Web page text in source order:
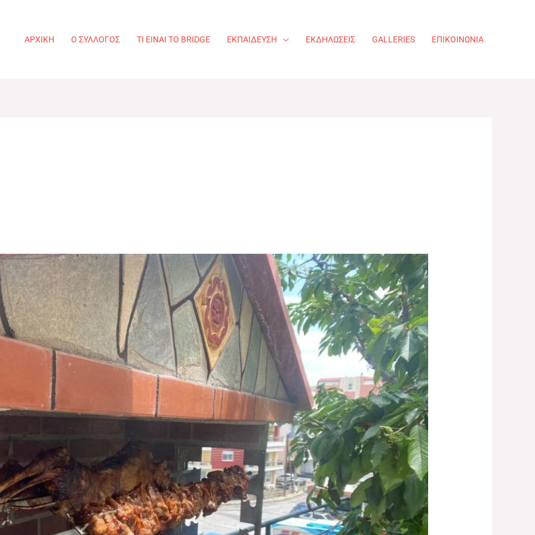
ΑΡΧΙΚΉ Ο ΣΎΛΛΟΓΟΣ ΤΙ ΕΊΝΑΙ ΤΟ BRIDGE ΕΚΠΑΊΔΕΥΣΗ ΕΚΔΗΛΏΣΕΙΣ​ GALLERIES ΕΠΙΚΟΙΝΩΝΊΑ